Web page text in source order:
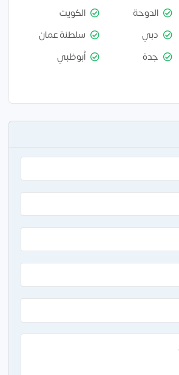
الدوحة
الكويت
دبي
سلطنة عمان
جدة أبوظبي